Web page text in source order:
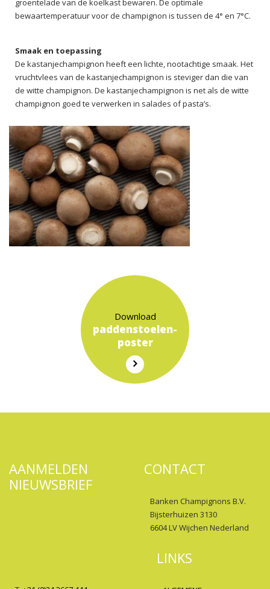
groentelade van de koelkast bewaren. De optimale
bewaartemperatuur voor de champignon is tussen de 4° en 7°C.
Smaak en toepassing
De kastanjechampignon heeft een lichte, nootachtige smaak. Het
vruchtvlees van de kastanjechampignon is steviger dan die van
de witte champignon. De kastanjechampignon is net als de witte
champignon goed te verwerken in salades of pasta’s.
Download
paddenstoelen-
poster
AANMELDEN
NIEUWSBRIEF
CONTACT
Banken Champignons B.V.
Bijsterhuizen 3130
6604 LV Wijchen Nederland
LINKS